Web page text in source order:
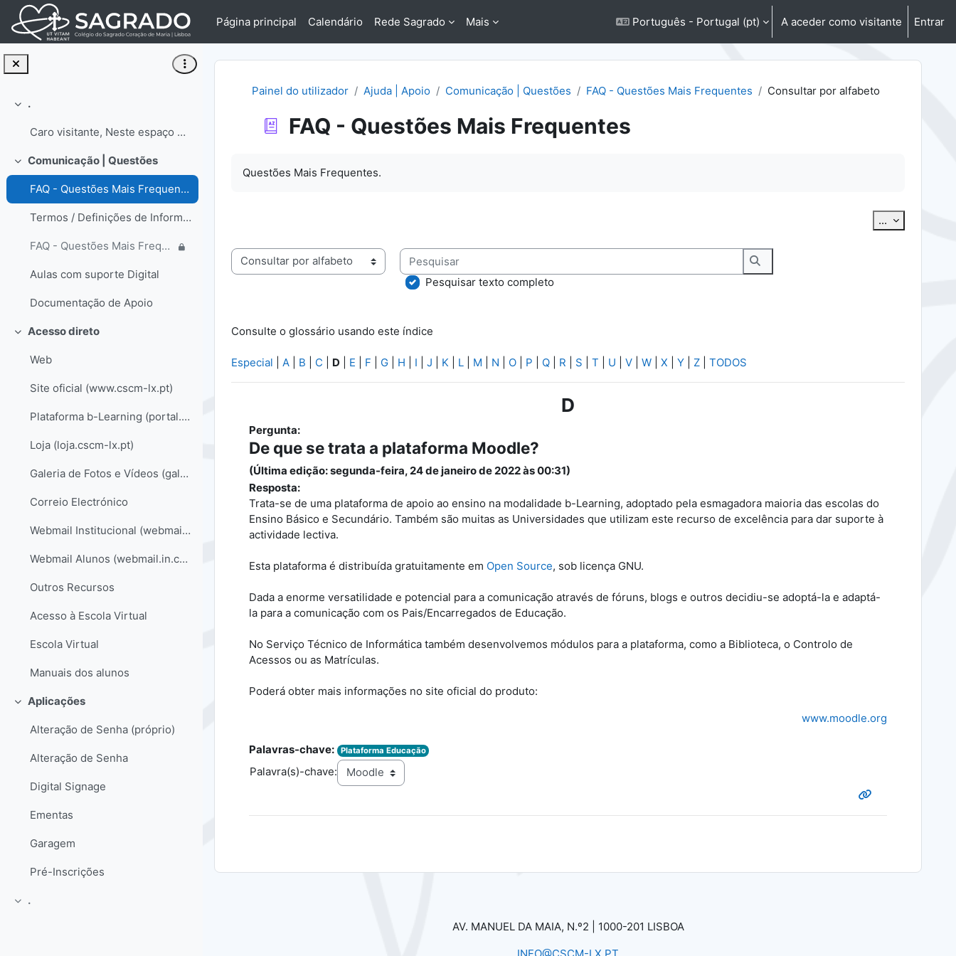
Ir para o conteúdo principal
Página principal
Calendário Rede Sagrado Mais Português - Portugal ‎(pt)‎ A aceder como visitante Entrar
Contrair
.
Caro visitante, Neste espaço encontrará informa...
Contrair
Comunicação | Questões
FAQ - Questões Mais Frequentes
Termos / Definições de Informática
FAQ - Questões Mais Frequentes | Colaborador
Aulas com suporte Digital
Documentação de Apoio
Contrair
Acesso direto
Web
Site oficial (www.cscm-lx.pt)
Plataforma b-Learning (portal.cscm-lx.pt)
Loja (loja.cscm-lx.pt)
Galeria de Fotos e Vídeos (galeria.cscm-lx.pt)
Correio Electrónico
Webmail Institucional (webmail.cscm-lx.pt)
Webmail Alunos (webmail.in.cscm-lx.pt)
Outros Recursos
Acesso à Escola Virtual
Escola Virtual
Manuais dos alunos
Contrair
Aplicações
Alteração de Senha (próprio)
Alteração de Senha
Digital Signage
Ementas
Garagem
Pré-Inscrições
Contrair
.
Painel do utilizador Ajuda | Apoio Comunicação | Questões FAQ - Questões Mais Frequentes Consultar por alfabeto
FAQ - Questões Mais Frequentes
Questões Mais Frequentes.
... Exportar
Consulte o glossário usando este índice
Pesquisar
Pesquisar
Pesquisar texto completo
Consulte o glossário usando este índice
Especial A B C D E F G H I J K L M N O P Q R S T U V W X Y Z TODOS
D
Pergunta:
De que se trata a plataforma Moodle?
(Última edição: segunda-feira, 24 de janeiro de 2022 às 00:31)
Resposta:
Trata-se de uma plataforma de apoio ao ensino na modalidade b-Learning, adoptado pela esmagadora maioria das escolas do
Ensino Básico e Secundário. Também são muitas as Universidades que utilizam este recurso de excelência para dar suporte à
actividade lectiva.
Esta plataforma é distribuída gratuitamente em Open Source, sob licença GNU.
Dada a enorme versatilidade e potencial para a comunicação através de fóruns, blogs e outros decidiu-se adoptá-la e adaptá-
la para a comunicação com os Pais/Encarregados de Educação.
No Serviço Técnico de Informática também desenvolvemos módulos para a plataforma, como a Biblioteca, o Controlo de
Acessos ou as Matrículas.
Poderá obter mais informações no site oficial do produto:
www.moodle.org
Palavras-chave: Plataforma Educação
Palavra(s)-chave:
AV. MANUEL DA MAIA, N.º2 | 1000-201 LISBOA